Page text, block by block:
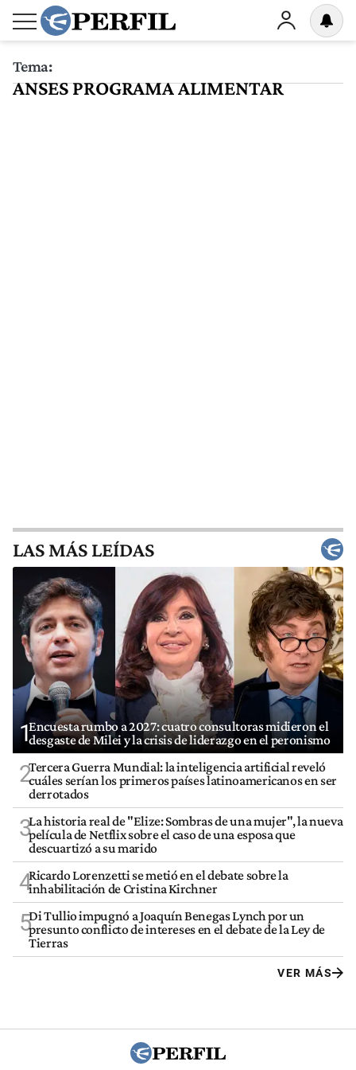
Tema:
ANSES PROGRAMA ALIMENTAR
LAS MÁS LEÍDAS
1Encuesta rumbo a 2027: cuatro consultoras midieron el
desgaste de Milei y la crisis de liderazgo en el peronismo
2Tercera Guerra Mundial: la inteligencia artificial reveló
cuáles serían los primeros países latinoamericanos en ser
derrotados
3La historia real de "Elize: Sombras de una mujer", la nueva
película de Netflix sobre el caso de una esposa que
descuartizó a su marido
4Ricardo Lorenzetti se metió en el debate sobre la
inhabilitación de Cristina Kirchner
5Di Tullio impugnó a Joaquín Benegas Lynch por un
presunto conflicto de intereses en el debate de la Ley de
Tierras
VER MÁS